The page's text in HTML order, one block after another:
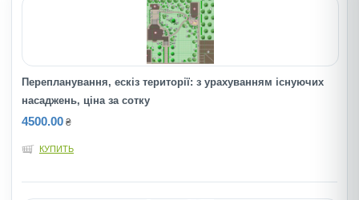
Перепланування, ескіз території: з урахуванням існуючих
насаджень, ціна за сотку
4500.00 ₴
КУПИТЬ